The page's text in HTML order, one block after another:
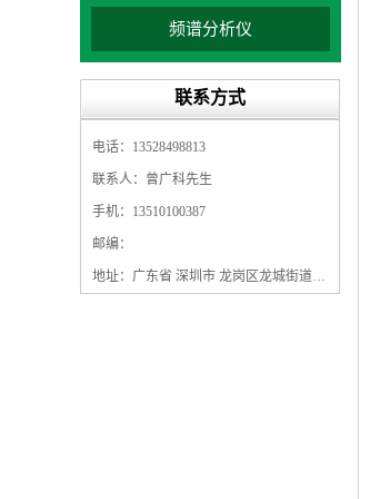
频谱分析仪
联系方式
电话：13528498813
联系人：曾广科先生
手机：13510100387
邮编：
地址：广东省 深圳市 龙岗区龙城街道龙翔大道9009号珠江广场A1栋5F